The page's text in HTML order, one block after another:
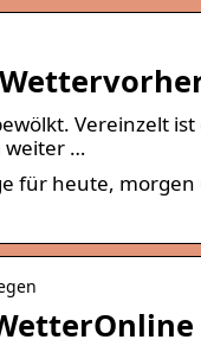
Vereinzelt
weiter …
für heute,